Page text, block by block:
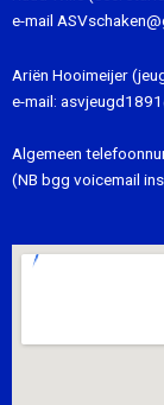
e-mail
Ariën Hooimeijer
e-mail:
Algemeen
(NB bgg voicemail